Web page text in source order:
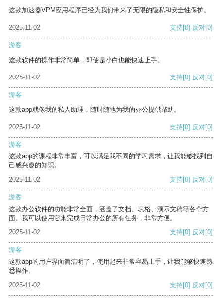
这款加速器VPM应用程序已经为我们带来了无限的隐私和安全性保护。
2025-11-02 支持[0] 反对[0]
游客
这款软件的操作非常简单，即使是小白也能快速上手。
2025-11-02 支持[0] 反对[0]
游客
这款app就像我的私人助理，随时随地为我的办公提供帮助。
2025-11-02 支持[0] 反对[0]
游客
这款app的课程非常丰富，可以满足我不同的学习需求，让我能够找到自
己感兴趣的知识。
2025-11-02
支持[0] 反对[0]
游客
这款办公软件的功能非常全面，涵盖了文档、表格、演示文稿等各个方
面。我可以使用它来完成日常办公的所有任务，非常方便。
2025-11-02
支持[0] 反对[0]
游客
这款app的用户界面简洁明了，使用起来非常容易上手，让我能够快速熟
悉操作。
2025-11-02
支持[0] 反对[0]